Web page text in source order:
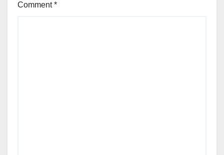
Comment*